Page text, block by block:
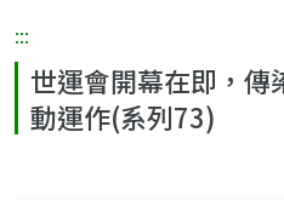
:::
世運會開幕在即，傳
動運作(系列73)